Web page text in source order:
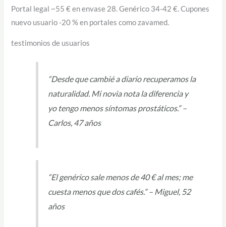
Portal legal ~55 € en envase 28. Genérico 34-42 €. Cupones
nuevo usuario -20 % en portales como zavamed.
testimonios de usuarios
“Desde que cambié a diario recuperamos la
naturalidad. Mi novia nota la diferencia y
yo tengo menos síntomas prostáticos.” –
Carlos, 47 años
“El genérico sale menos de 40 € al mes; me
cuesta menos que dos cafés.” – Miguel, 52
años